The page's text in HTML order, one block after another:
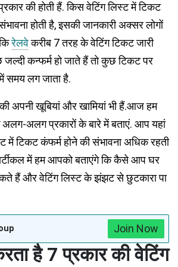
की होती हैं. किस वेटिंग लिस्ट में टिकट
होती है, इसकी जानकारी अक्सर लोगों
रेलवेकरीब 7 तरह के वेटिंग टिकट जारी
कन्‍फर्म हो जाते हैं तो कुछ टिकट पर
समय लग जाता है.
अपनी खूबियां और खामियां भी हैं.आज हम
अलग प्रकारों के बारे में बताएं. आप यहां
में टिकट कंफर्म होने की संभावना अधिक रहती
में हम आपको बताएंगे कि कैसे आप घर
हैं और वेटिंग लिस्ट के झंझट से छुटकारा पा
Join Now
है 7 प्रकार की वेटिंग